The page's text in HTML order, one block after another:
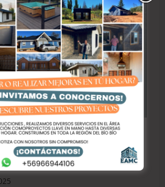
BioBio Naturaleza
en el Golfo de Arauco:
proteger a estos gigantes del